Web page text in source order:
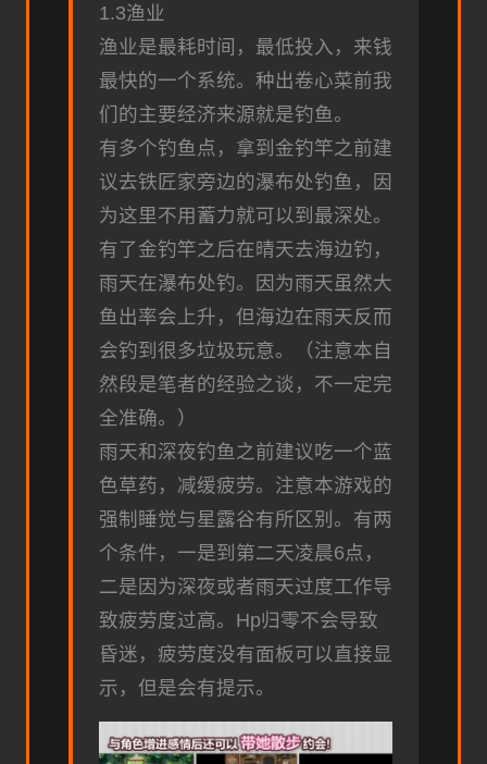
1.3渔业
渔业是最耗时间，最低投入，来钱
最快的一个系统。种出卷心菜前我
们的主要经济来源就是钓鱼。
有多个钓鱼点，拿到金钓竿之前建
议去铁匠家旁边的瀑布处钓鱼，因
为这里不用蓄力就可以到最深处。
有了金钓竿之后在晴天去海边钓，
雨天在瀑布处钓。因为雨天虽然大
鱼出率会上升，但海边在雨天反而
会钓到很多垃圾玩意。（注意本自
然段是笔者的经验之谈，不一定完
全准确。）
雨天和深夜钓鱼之前建议吃一个蓝
色草药，减缓疲劳。注意本游戏的
强制睡觉与星露谷有所区别。有两
个条件，一是到第二天凌晨6点，
二是因为深夜或者雨天过度工作导
致疲劳度过高。Hp归零不会导致
昏迷，疲劳度没有面板可以直接显
示，但是会有提示。